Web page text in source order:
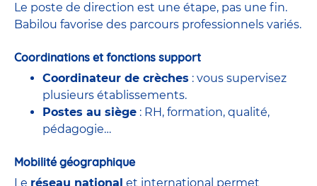
Le poste de direction est une étape, pas une fin.
Babilou favorise des parcours professionnels variés.
Coordinations et fonctions support
Coordinateur de crèches : vous supervisez
plusieurs établissements.
Postes au siège : RH, formation, qualité,
pédagogie…
Mobilité géographique
Le réseau national et international permet